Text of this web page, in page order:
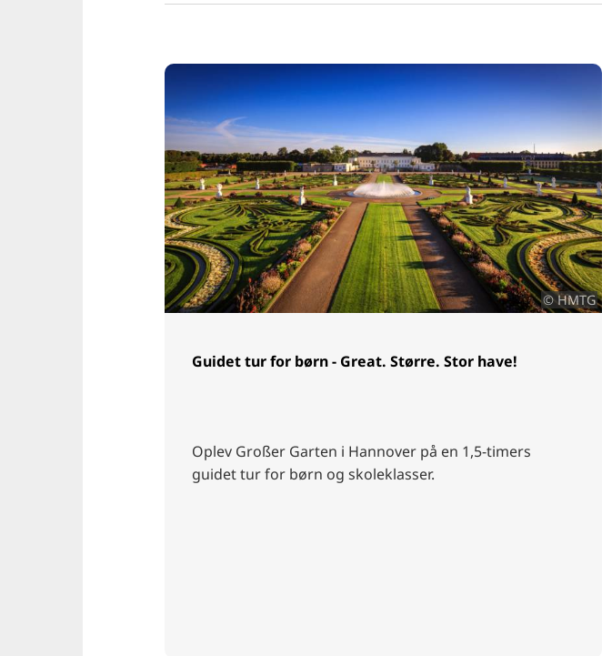
© HMTG
Guidet tur for børn - Great. Større. Stor have!
Oplev Großer Garten i Hannover på en 1,5-timers
guidet tur for børn og skoleklasser.